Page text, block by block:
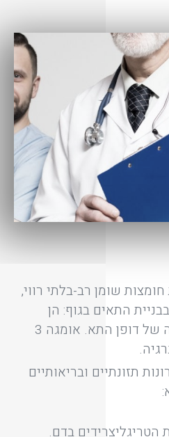
חומצות שומן רב-בלתי רווי,
התאים בגוף: הן
שומרות על גמישותה של דופן התא. אומגה 3
אומגה 3 יתרונות תזונתיים ובריאותיים
בדם.